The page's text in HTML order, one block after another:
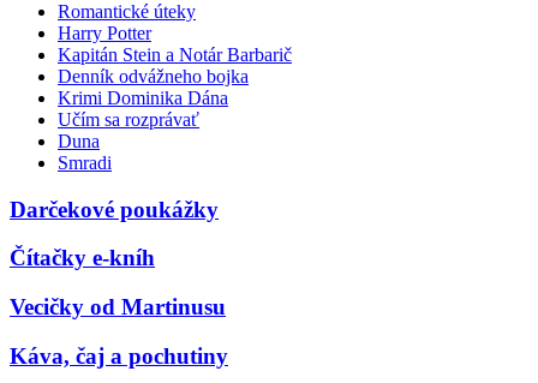
Romantické úteky
Harry Potter
Kapitán Stein a Notár Barbarič
Denník odvážneho bojka
Krimi Dominika Dána
Učím sa rozprávať
Duna
Smradi
Darčekové poukážky
Čítačky e-kníh
Vecičky od Martinusu
Káva, čaj a pochutiny